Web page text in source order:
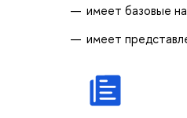
имеет базовые
имеет